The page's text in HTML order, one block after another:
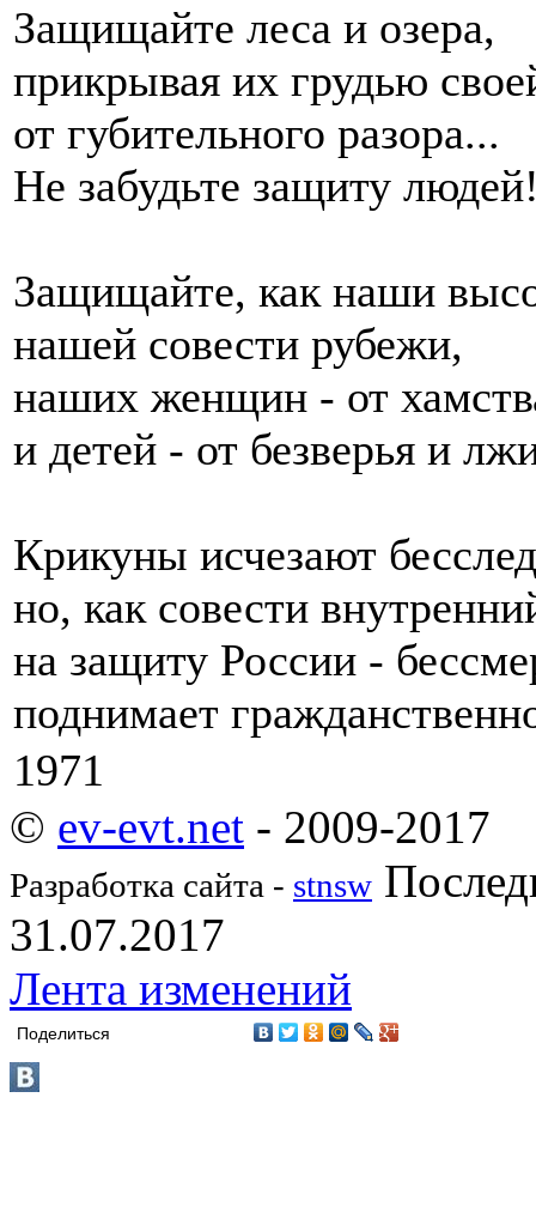
Защищайте леса и озера,
прикрывая их грудью
от губительного разора...
Не забудьте защиту
Защищайте, как наши
нашей совести рубежи,
наших женщин - от
и детей - от безверья и
Крикуны исчезают
но, как совести
на защиту России -
поднимает
1971
© ev-evt.net - 2009-2017
Разработка сайта - stnsw
31.07.2017
Лента изменений
Поделиться